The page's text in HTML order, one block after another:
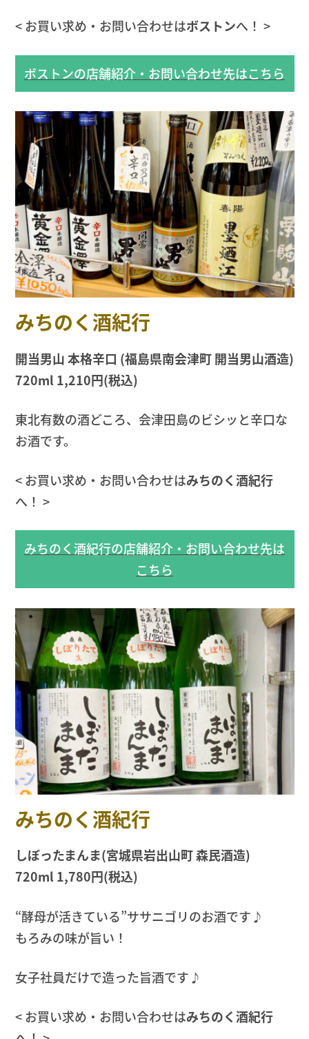
< お買い求め・お問い合わせはボストンへ！ >
ボストンの店舗紹介・お問い合わせ先はこちら
みちのく酒紀行
開当男山 本格辛口 (福島県南会津町 開当男山酒造)
720ml 1,210円(税込)
東北有数の酒どころ、会津田島のビシッと辛口な
お酒です。
< お買い求め・お問い合わせはみちのく酒紀行
へ！ >
みちのく酒紀行の店舗紹介・お問い合わせ先は
こちら
みちのく酒紀行
しぼったまんま(宮城県岩出山町 森民酒造)
720ml 1,780円(税込)
“酵母が活きている”ササニゴリのお酒です♪
もろみの味が旨い！
女子社員だけで造った旨酒です♪
< お買い求め・お問い合わせはみちのく酒紀行